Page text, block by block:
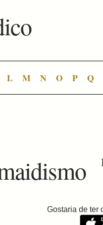
L M N O P Q
Gostaria de ter